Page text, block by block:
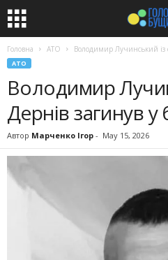
Головна АТО Володимир Лучинський із
АТО
Володимир
Дернів загинув у
Автор Марченко Ігор - May 15, 2026